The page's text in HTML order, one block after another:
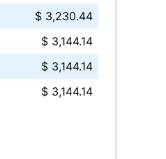
$ 3,230.44
$ 3,144.14
$ 3,144.14
$ 3,144.14